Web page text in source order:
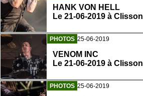
HANK VON HELL
Le 21-06-2019 à Clisson
PHOTOS 25-06-2019
VENOM INC
Le 21-06-2019 à Clisson
PHOTOS 25-06-2019